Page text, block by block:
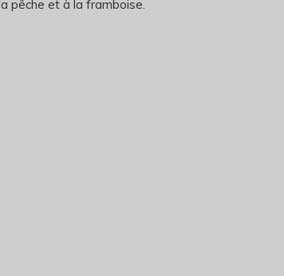
pêche et à la framboise.